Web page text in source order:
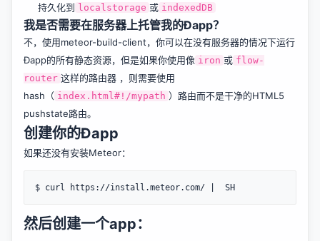
持久化到 localstorage 或 indexedDB
我是否需要在服务器上托管我的Ðapp？
不，使用meteor-build-client，你可以在没有服务器的情况下运行
Ðapp的所有静态资源，但是如果你使用像 iron 或 flow-
router 这样的路由器 ，则需要使用
hash（ index.html#!/mypath ）路由而不是干净的HTML5
pushstate路由。
创建你的Ðapp
如果还没有安装Meteor：
然后创建一个app：